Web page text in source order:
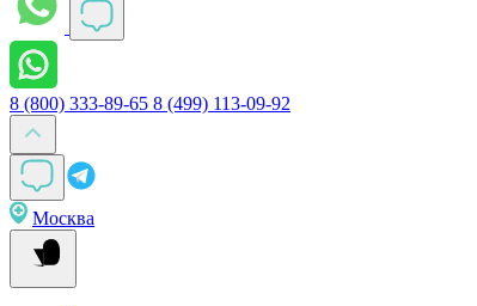
8 (800) 333-89-65 8 (499) 113-09-92
Москва